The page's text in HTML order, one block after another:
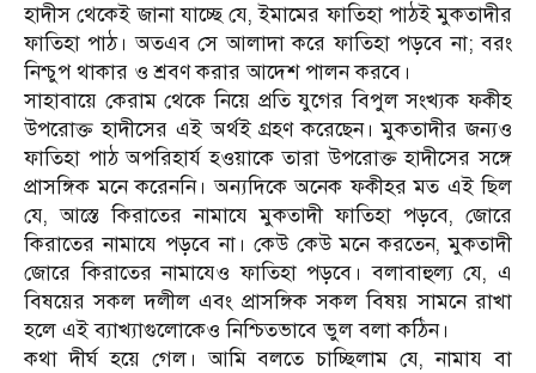
হাদীস থেকেই জানা যাচ্ছে যে, ইমামের ফাতিহা পাঠই মুকতাদীর
ফাতিহা পাঠ। অতএব সে আলাদা করে ফাতিহা পড়বে না; বরং
নিশ্চুপ থাকার ও শ্রবণ করার আদেশ পালন করবে।
সাহাবায়ে কেরাম থেকে নিয়ে প্রতি যুগের বিপুল সংখ্যক ফকীহ
উপরোক্ত হাদীসের এই অর্থই গ্রহণ করেছেন। মুকতাদীর জন্যও
ফাতিহা পাঠ অপরিহার্য হওয়াকে তারা উপরোক্ত হাদীসের সঙ্গে
প্রাসঙ্গিক মনে করেননি। অন্যদিকে অনেক ফকীহর মত এই ছিল
যে, আস্তে কিরাতের নামাযে মুকতাদী ফাতিহা পড়বে, জোরে
কিরাতের নামাযে পড়বে না। কেউ কেউ মনে করতেন, মুকতাদী
জোরে কিরাতের নামাযেও ফাতিহা পড়বে। বলাবাহুল্য যে, এ
বিষয়ের সকল দলীল এবং প্রাসঙ্গিক সকল বিষয় সামনে রাখা
হলে এই ব্যাখ্যাগুলোকেও নিশ্চিতভাবে ভুল বলা কঠিন।
কথা দীর্ঘ হয়ে গেল। আমি বলতে চাচ্ছিলাম যে, নামায বা